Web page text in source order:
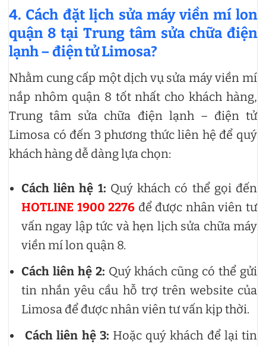
4. Cách đặt lịch sửa máy viền mí lon
quận 8 tại Trung tâm sửa chữa điện
lạnh – điện tử Limosa?
Nhằm cung cấp một dịch vụ sửa máy viền mí
nắp nhôm quận 8 tốt nhất cho khách hàng,
Trung tâm sửa chữa điện lạnh – điện tử
Limosa có đến 3 phương thức liên hệ để quý
khách hàng dễ dàng lựa chọn:
Cách liên hệ 1: Quý khách có thể gọi đến
HOTLINE 1900 2276 để được nhân viên tư
vấn ngay lập tức và hẹn lịch sửa chữa máy
viền mí lon quận 8.
Cách liên hệ 2: Quý khách cũng có thể gửi
tin nhắn yêu cầu hỗ trợ trên website của
Limosa để được nhân viên tư vấn kịp thời.
Cách liên hệ 3: Hoặc quý khách để lại tin